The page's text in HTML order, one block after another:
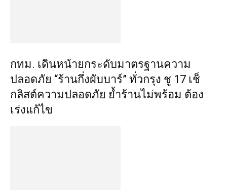
กทม. เดินหน้ายกระดับมาตรฐานความ
ปลอดภัย “ร้านกึ่งผับบาร์” ทั่วกรุง ชู 17 เช็
กลิสต์ความปลอดภัย ย้ำร้านไม่พร้อม ต้อง
เร่งแก้ไข